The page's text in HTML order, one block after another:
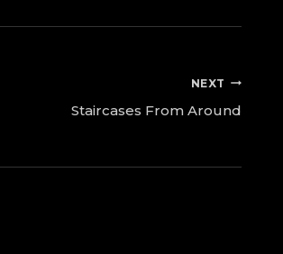
NEXT
Staircases From Around